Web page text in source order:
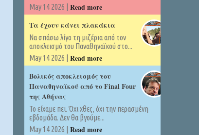
May 14 2026 | Read more
Τα έχουν κάνει πλακάκια
Να σπάσω λίγο τη μιζέρια από τον
αποκλεισμό του Παναθηναϊκού στο...
May 14 2026 | Read more
Βολικός αποκλεισμός του
Παναθηναϊκού από το Final Four
της Αθήνας
Το είχαμε πει. Όχι χθες, όχι την περασμένη
εβδομάδα. Δεν θα βγούμε...
May 14 2026 | Read more